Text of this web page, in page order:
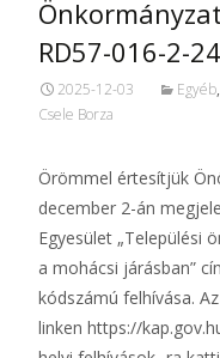
RD57-016-2-
2025-12-03 Egyéb,
Csele Borza
Örömmel értesítjük
december 2-án
Egyesület „Települési
a mohácsi járásban”
kódszámú felhívása.
linken https://